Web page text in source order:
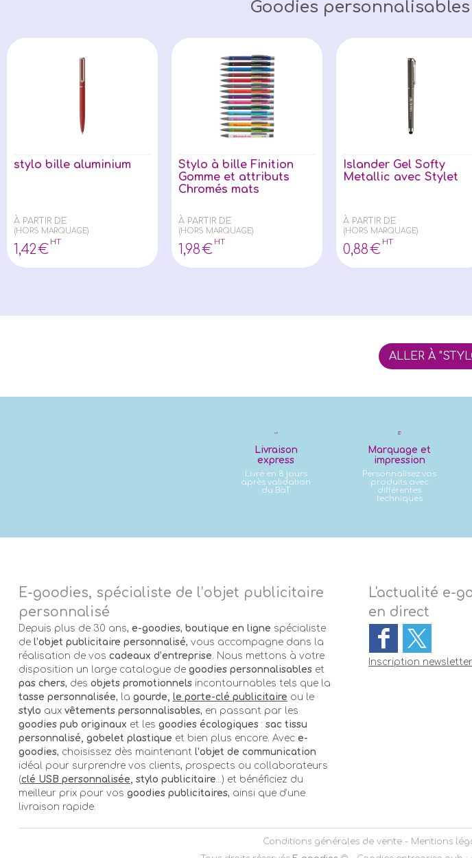
Goodies
stylo bille aluminium
À PARTIR DE
(HORS MARQUAGE)
1 ,42€
HT
Stylo à bille Finition
Gomme et attributs
Chromés mats
À PARTIR DE
(HORS MARQUAGE)
1 ,98€
HT
Islander Gel Softy
Metallic avec Stylet
À PARTIR DE
(HORS MARQUAGE)
0,88€
HT
ALLER À
Livraison
express
Livré en 8 jours
après validation
du BàT
Marquage et
impression
Personnalisez vos
produits avec
différentes
techniques
E-goodies, spécialiste de l’objet publicitaire
personnalisé
Depuis plus de 30 ans, e-goodies, boutique en ligne spécialiste
de l’objet publicitaire personnalisé, vous accompagne dans la
réalisation de vos cadeaux d’entreprise . Nous mettons à votre
disposition un large catalogue de goodies personnalisableset
pas chers, des objets promotionnelsincontournables tels que la
tasse personnalisée, la gourde, le porte-clé publicitaire ou le
stylo aux vêtements personnalisables, en passant par les
goodies pub originaux et les goodies écologiques: sac tissu
personnalisé, gobelet plastique et bien plus encore. Avec e-
goodies, choisissez dès maintenant l’objet de communication
idéal pour surprendre vos clients, prospects ou collaborateurs
(clé USB personnalisée , stylo publicitaire …) et bénéficiez du
meilleur prix pour vos goodies publicitaires, ainsi que d’une
livraison rapide.
L'actualité e-
en direct
Inscription newsletter
Conditions générales de vente- Mentions